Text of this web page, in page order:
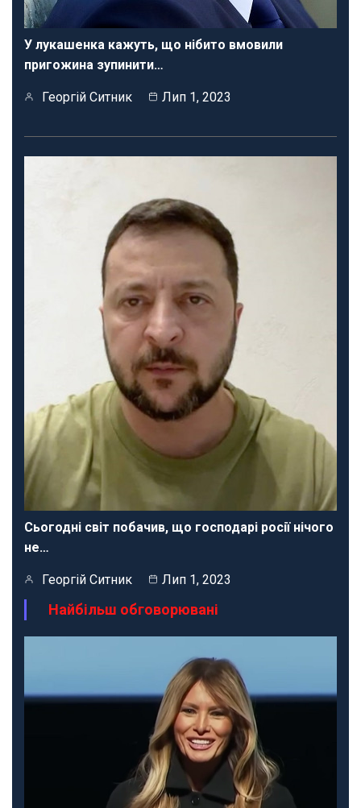
У лукашенка кажуть, що нібито вмовили
пригожина зупинити…
Георгій Ситник Лип 1, 2023
Сьогодні світ побачив, що господарі росії нічого
не…
Георгій Ситник Лип 1, 2023
Найбільш обговорювані